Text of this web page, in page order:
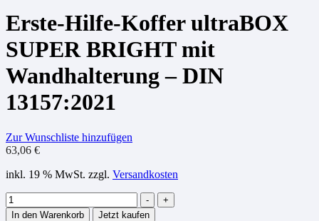
Erste-Hilfe-Koffer ultraBOX
SUPER BRIGHT mit
Wandhalterung – DIN
13157:2021
Zur Wunschliste hinzufügen
63,06 €
inkl. 19 % MwSt. zzgl. Versandkosten
Menge
-
+
In den Warenkorb
Jetzt kaufen